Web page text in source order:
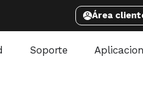
Área
Soporte